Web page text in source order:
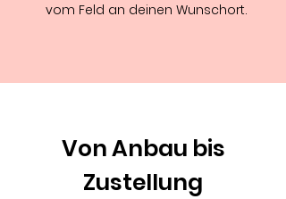
vom Feld an deinen Wunschort.
Von Anbau bis
Zustellung